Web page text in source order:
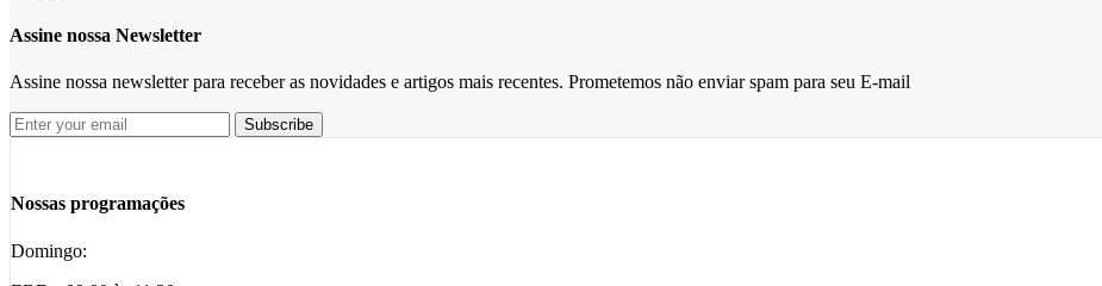
Assine nossa Newsletter
Assine nossa newsletter para receber as novidades e artigos mais recentes. Prometemos não enviar spam para seu E-mail
Nossas programações
Domingo: